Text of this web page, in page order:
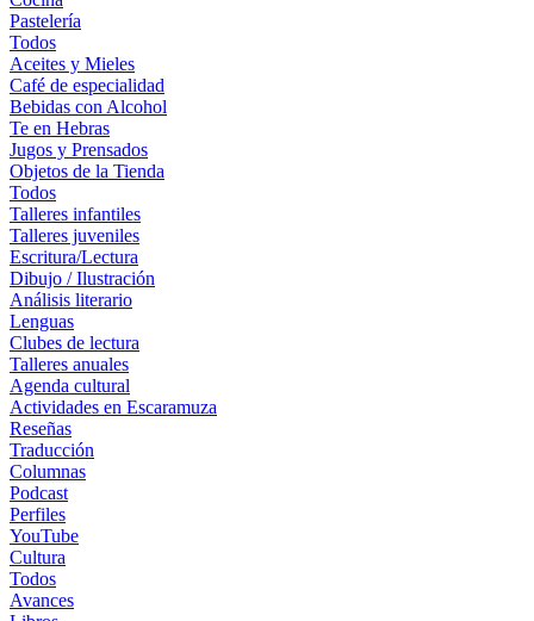
Pastelería
Todos
Aceites y Mieles
Café de especialidad
Bebidas con Alcohol
Te en Hebras
Jugos y Prensados
Objetos de la Tienda
Todos
Talleres infantiles
Talleres juveniles
Escritura/Lectura
Dibujo / Ilustración
Análisis literario
Lenguas
Clubes de lectura
Talleres anuales
Agenda cultural
Actividades en Escaramuza
Reseñas
Traducción
Columnas
Podcast
Perfiles
YouTube
Cultura
Todos
Avances